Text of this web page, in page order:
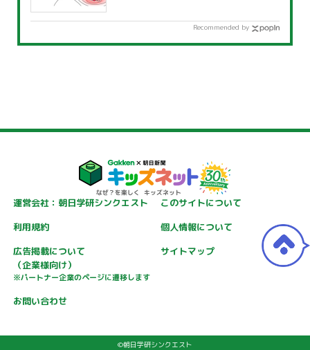
Recommended by
運営会社：朝日学研シンクエスト
このサイトについて
利用規約
個人情報について
広告掲載について
（企業様向け）
※パートナー企業のページに遷移します
サイトマップ
お問い合わせ
©朝日学研シンクエスト